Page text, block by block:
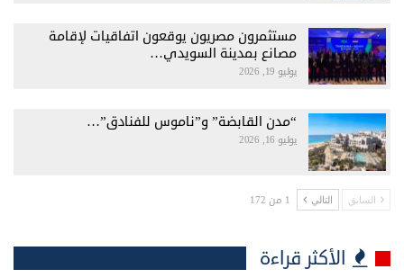
مستثمرون مصريون يوقعون اتفاقيات لإقامة
مصانع بمدينة السويدي…
يوليو 19, 2026
“مدن القابضة” و”ناموس للفنادق”…
يوليو 16, 2026
السابق التالي 1 من 172
الأكثر قراءة